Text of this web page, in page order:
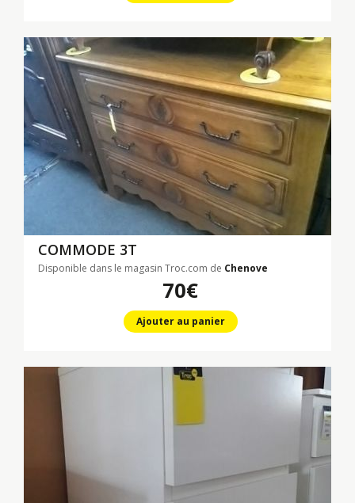
COMMODE 3T
Disponible dans le magasin Troc.com de Chenove
70€
Ajouter au panier